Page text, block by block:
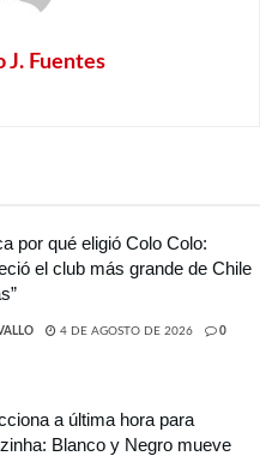
J. Fuentes
por qué eligió Colo Colo:
el club más grande de Chile
4 DE AGOSTO DE 2026 0
a última hora para
Blanco y Negro mueve